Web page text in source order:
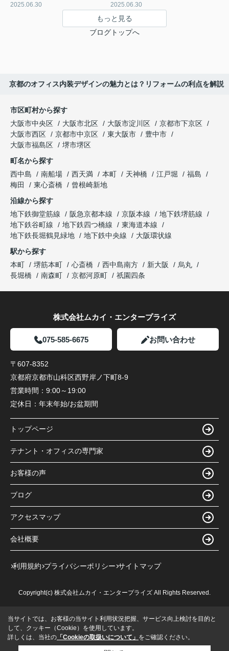
2025.06.30 2025.06.30
もっと見る
ブログトップへ
京都のオフィス内装デザインの魅力とは？リフォームの利点を解説
市区町村から探す
大阪市中央区
大阪市北区 大阪市淀川区
京都市下京区
大阪市西区
京都市中京区 東大阪市
豊中市
大阪市福島区
堺市堺区
町名から探す
西中島
南船場 西天満 本町 天神橋 江戸堀
福島
梅田
東心斎橋
曾根崎新地
沿線から探す
地下鉄御堂筋線
阪急京都本線 京阪本線
地下鉄堺筋線
地下鉄谷町線
地下鉄四つ橋線
東海道本線
地下鉄長堀鶴見緑地
地下鉄中央線
大阪環状線
駅から探す
本町
堺筋本町 心斎橋 西中島南方 新大阪
烏丸
長堀橋
南森町 京都河原町 祇園四条
株式会社ムカイ・エンタープライズ
075-585-6675 お問い合わせ
〒607-8352
京都府京都市山科区西野岸ノ下町8-9
営業時間： 9:00～19:00
定休日： 年末年始/お盆期間
トップページ
テナント・オフィスの専門家
お客様の声
ブログ
アクセスマップ
会社概要
利用規約 プライバシーポリシー サイトマップ
Copyright(c) 株式会社ムカイ・エンタープライズ All Rights Reserved.
当サイトでは、お客様の当サイト利用状況把握、サービス向上検討を目的と
して、クッキー（Cookie）を使用しています。
詳しくは、当社の 「Cookieの取扱いについて」 をご確認ください。